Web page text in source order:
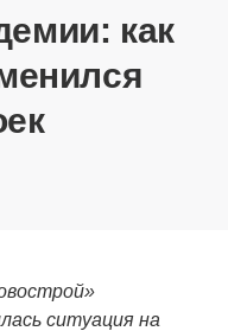
как
ситуация на